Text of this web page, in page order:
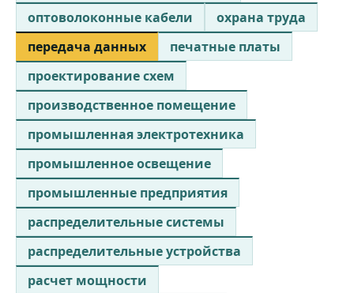
оптоволоконные кабели
охрана труда
передача данных
печатные платы
проектирование схем
производственное помещение
промышленная электротехника
промышленное освещение
промышленные предприятия
распределительные системы
распределительные устройства
расчет мощности